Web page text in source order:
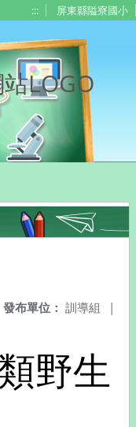
::: 屏東縣隘寮國小
發布單位： 訓導組 |
野生